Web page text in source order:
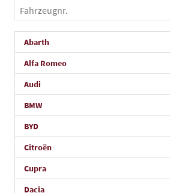
Fahrzeugnr.
Abarth
Alfa Romeo
Audi
BMW
BYD
Citroën
Cupra
Dacia